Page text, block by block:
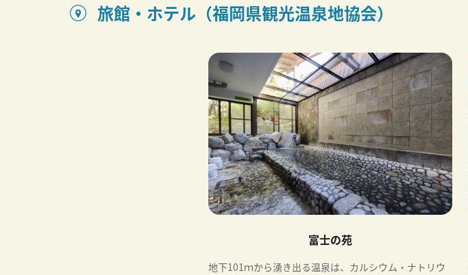
旅館・ホテル（福岡県観光温泉地協会）
富士の苑
地下101ｍから湧き出る温泉は、カルシウム・ナトリウ